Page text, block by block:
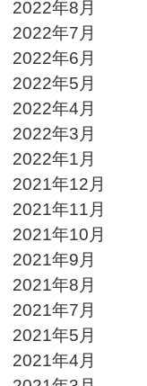
2022年8月
2022年7月
2022年6月
2022年5月
2022年4月
2022年3月
2022年1月
2021年12月
2021年11月
2021年10月
2021年9月
2021年8月
2021年7月
2021年5月
2021年4月